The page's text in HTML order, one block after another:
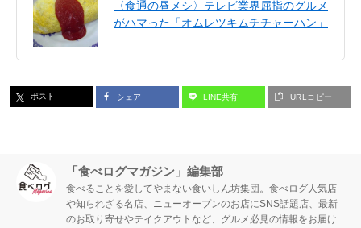
〈食通の昼メシ〉テレビ業界屈指のグルメ
がハマった「オムレツキムチチャーハン」
ポスト シェア LINE共有 URLコピー
「食べログマガジン」編集部
食べることを愛してやまない食いしん坊集団。食べログ人気店
や知られざる名店、ニューオープンのお店にSNS話題店、最新
のお取り寄せやテイクアウトなど、グルメ必見の情報をお届け